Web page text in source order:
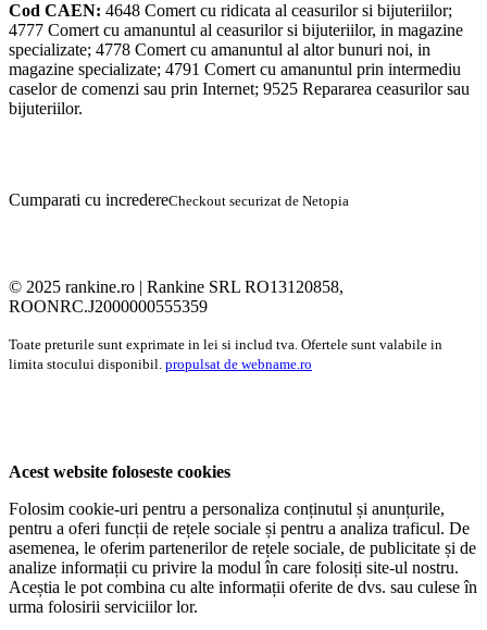
Cod CAEN: 4648 Comert cu ridicata al ceasurilor si bijuteriilor;
4777 Comert cu amanuntul al ceasurilor si bijuteriilor, in magazine
specializate; 4778 Comert cu amanuntul al altor bunuri noi, in
magazine specializate; 4791 Comert cu amanuntul prin intermediu
caselor de comenzi sau prin Internet; 9525 Repararea ceasurilor sau
bijuteriilor.
Cumparati cu incredereCheckout securizat de Netopia
© 2025 rankine.ro | Rankine SRL RO13120858,
ROONRC.J2000000555359
Toate preturile sunt exprimate in lei si includ tva. Ofertele sunt valabile in
limita stocului disponibil. propulsat de webname.ro
Acest website foloseste cookies
Folosim cookie-uri pentru a personaliza conținutul și anunțurile,
pentru a oferi funcții de rețele sociale și pentru a analiza traficul. De
asemenea, le oferim partenerilor de rețele sociale, de publicitate și de
analize informații cu privire la modul în care folosiți site-ul nostru.
Aceștia le pot combina cu alte informații oferite de dvs. sau culese în
urma folosirii serviciilor lor.